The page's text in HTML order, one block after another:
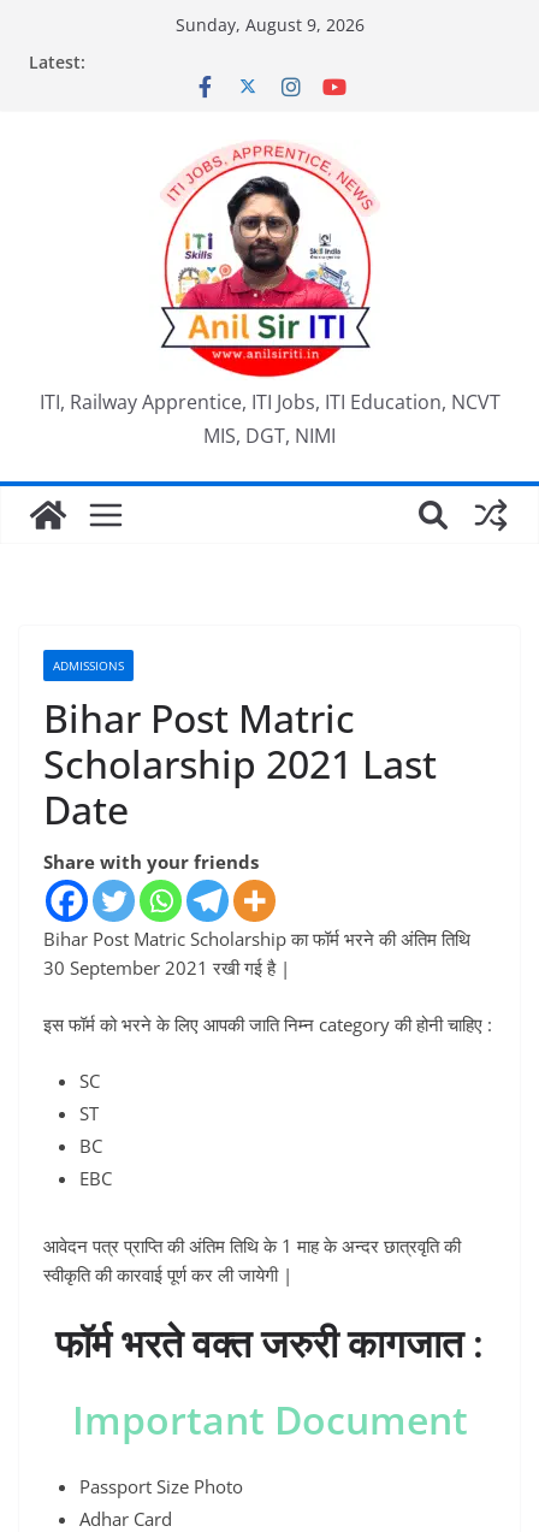
content
Sunday, August 9, 2026
Latest:
ITI, Railway Apprentice, ITI Jobs, ITI Education, NCVT
MIS, DGT, NIMI
ADMISSIONS
Bihar Post Matric
Scholarship 2021 Last
Date
Share with your friends
Bihar Post Matric Scholarship का फॉर्म भरने की अंतिम तिथि
30 September 2021 रखी गई है |
इस फॉर्म को भरने के लिए आपकी जाति निम्न category की होनी चाहिए :
SC
ST
BC
EBC
आवेदन पत्र प्राप्ति की अंतिम तिथि के 1 माह के अन्दर छात्रवृति की
स्वीकृति की कारवाई पूर्ण कर ली जायेगी |
फॉर्म भरते वक्त जरुरी कागजात :
Important Document
Passport Size Photo
Adhar Card